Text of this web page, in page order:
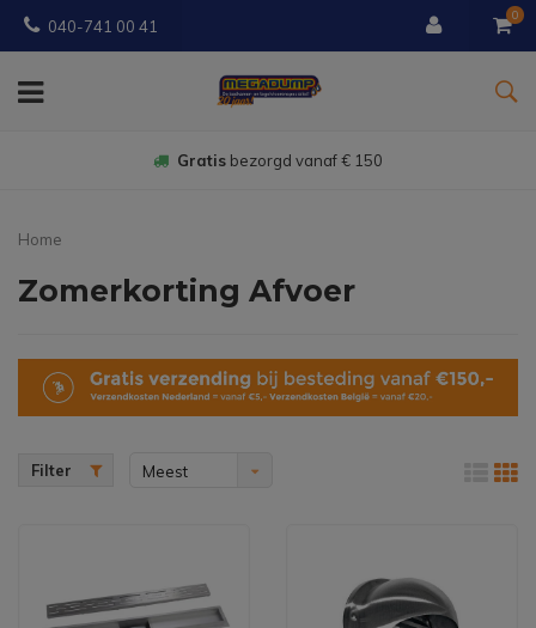
040-741 00 41
0
Gratis bezorgd vanaf € 150
Home
Zomerkorting Afvoer
Filter
Meest